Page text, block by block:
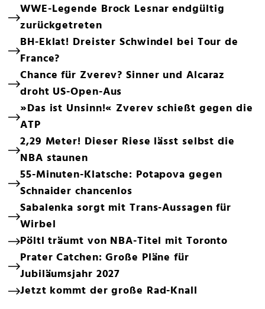
WWE-Legende Brock Lesnar endgültig
zurückgetreten
BH-Eklat! Dreister Schwindel bei Tour de
France?
Chance für Zverev? Sinner und Alcaraz
droht US-Open-Aus
»Das ist Unsinn!« Zverev schießt gegen die
ATP
2,29 Meter! Dieser Riese lässt selbst die
NBA staunen
55-Minuten-Klatsche: Potapova gegen
Schnaider chancenlos
Sabalenka sorgt mit Trans-Aussagen für
Wirbel
Pöltl träumt von NBA-Titel mit Toronto
Prater Catchen: Große Pläne für
Jubiläumsjahr 2027
Jetzt kommt der große Rad-Knall